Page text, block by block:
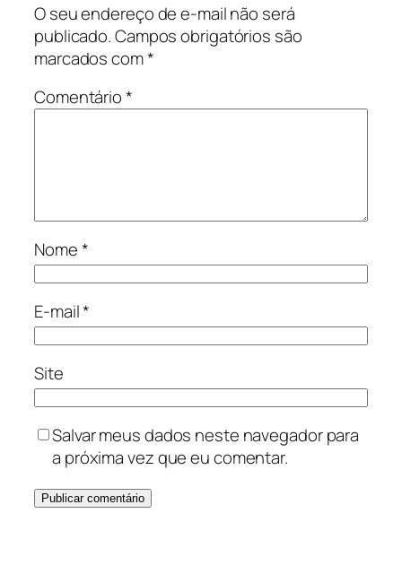
O seu endereço de e-mail não será
publicado.Campos obrigatórios são
marcados com*
Comentário*
Nome*
E-mail*
Site
Salvar meus dados neste navegador para
a próxima vez que eu comentar.